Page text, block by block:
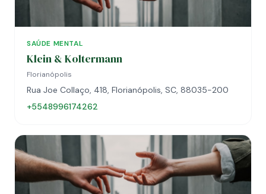
SAÚDE MENTAL
Klein & Koltermann
Florianópolis
Rua Joe Collaço, 418, Florianópolis, SC, 88035-200
+5548996174262